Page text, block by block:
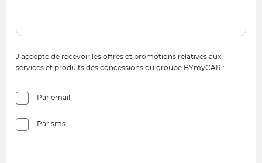
J’accepte de recevoir les offres et promotions relatives aux
services et produits des concessions du groupe BYmyCAR :
Par email
Par sms